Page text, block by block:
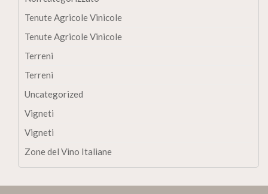
Tenute Agricole Vinicole
Tenute Agricole Vinicole
Terreni
Terreni
Uncategorized
Vigneti
Vigneti
Zone del Vino Italiane